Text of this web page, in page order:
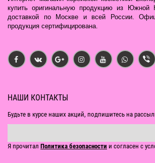
купить оригинальную продукцию из Южной
доставкой по Москве и всей России.
продукция сертифицирована.
НАШИ КОНТАКТЫ
Будьте в курсе наших акций, подпишитесь на
Я прочитал Политика безопасности и согласен с